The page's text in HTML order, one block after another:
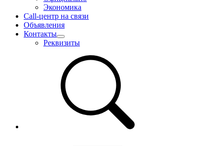
Экономика
Call-центр на связи
Объявления
Контакты
Реквизиты